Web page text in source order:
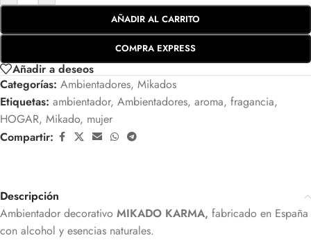
AÑADIR AL CARRITO
COMPRA EXPRESS
Añadir a deseos
Categorías: Ambientadores, Mikados
Etiquetas: ambientador, Ambientadores, aroma, fragancia,
HOGAR, Mikado, mujer
Compartir:
Descripción
Ambientador decorativo MIKADO KARMA, fabricado en España
con alcohol y esencias naturales.